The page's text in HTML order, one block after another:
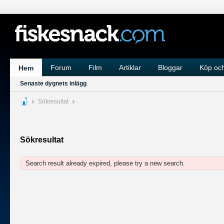
Hem Forum Film Artiklar Bloggar Köp
Senaste dygnets inlägg
Sökresultat
Sökresultat
Search result already expired, please try a new search.